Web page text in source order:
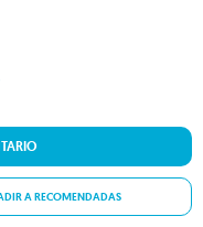
A RECOMENDADAS